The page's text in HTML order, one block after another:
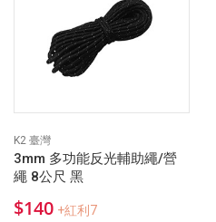
K2 臺灣
3mm 多功能反光輔助繩/營
繩 8公尺 黑
$140 +紅利7